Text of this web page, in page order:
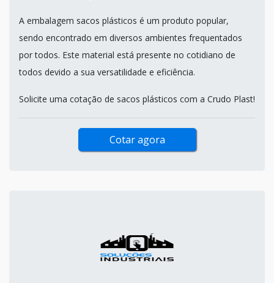
A embalagem sacos plásticos é um produto popular,
sendo encontrado em diversos ambientes frequentados
por todos. Este material está presente no cotidiano de
todos devido a sua versatilidade e eficiência.
Solicite uma cotação de sacos plásticos com a Crudo Plast!
Cotar agora